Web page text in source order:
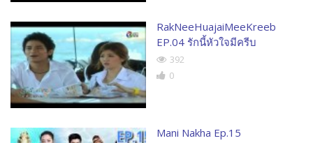
RakNeeHuajaiMeeKreeb
EP.04 รักนี้หัวใจมีครีบ
392
0
Mani Nakha Ep.15